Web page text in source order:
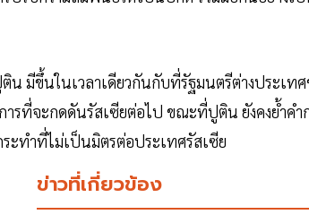
น มีขึ้นในเวลาเดียวกันกับที่รัฐมนตรีต่างประเ
รที่จะกดดันรัสเซียต่อไป ขณะที่ปูติน ยังคงย้ำคำ
ะทำที่ไม่เป็นมิตรต่อประเทศรัสเซีย
ข่าวที่เกี่ยวข้อง